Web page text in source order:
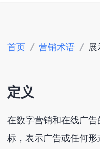
首页 / 营销术语 /
定义
在数字营销和在线广告
标，表示广告或任何